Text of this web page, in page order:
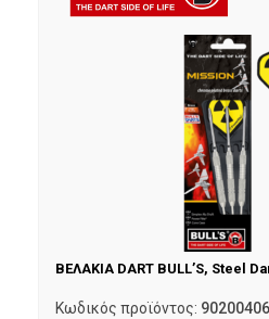
ΒΕΛΑΚΙΑ DART BULL’S, Steel
Κωδικός προϊόντος: